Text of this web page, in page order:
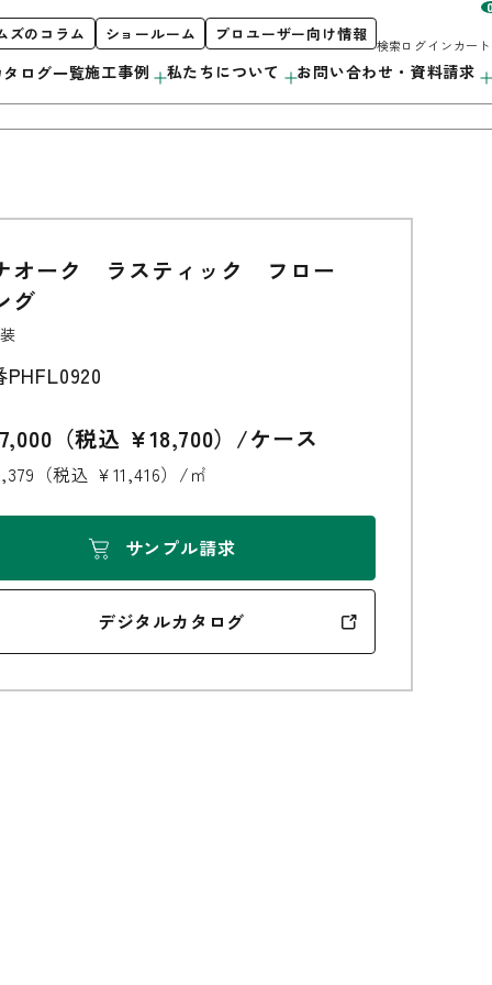
階段
カウンター
洗面・キッチン
造作用材
アルミ遮熱材
初めての方へ
プロユーザー向け情報
ログ一覧施工事例 私たちについて
Profile
用情報
お問い合わせ・資料請求
ズのコラム ショールーム プロユーザー向け情報
検索ログインカート
オーク ラスティック フロー
グ
PHFL0920
（税込 ¥18,700）/ケース
（税込 ¥11,416）/㎡
サンプル請求
デジタルカタログ